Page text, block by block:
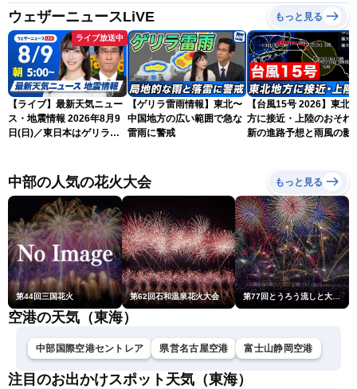
ウェザーニュースLiVE もっと見る
ライブ放送中
【ライブ】最新天気ニュー
ス・地震情報 2026年8月9
日(日)／東日本はゲリラ雷
ュースLiVEモーニング・魚
住茉由／山口剛央〉
【ゲリラ雷雨情報】東北〜
中国地方の広い範囲で急な
雷雨に警戒
【台風15号 2026】東北
方に接近・上陸のおそれ
新の進路予想と雨風の影
中部の人気の花火大会 もっと見る
第44回三国花火 第62回石和温泉花火大会
空港の天気（東海）
中部国際空港セントレア 県営名古屋空港 富士山静岡空港
注目のお出かけスポット天気（東海）